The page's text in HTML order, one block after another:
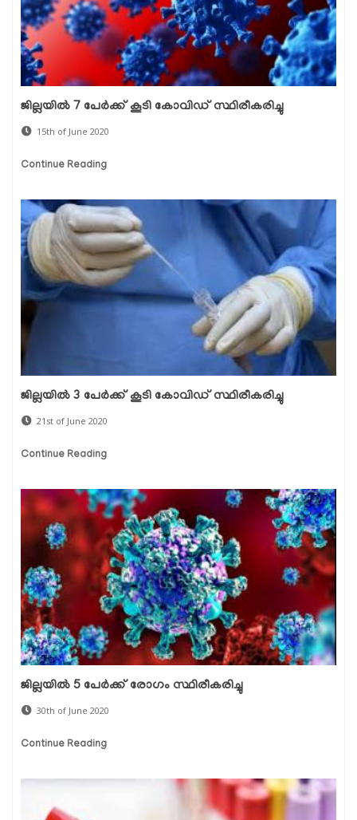
ജില്ലയില്‍ 7 പേര്‍ക്ക് കൂടി കോവിഡ് സ്ഥിരീകരിച്ചു
15th of June 2020
Continue Reading
ജില്ലയില്‍ 3 പേര്‍ക്ക് കൂടി കോവിഡ് സ്ഥിരീകരിച്ചു
21st of June 2020
Continue Reading
ജില്ലയില്‍ 5 പേര്‍ക്ക് രോഗം സ്ഥിരീകരിച്ചു
30th of June 2020
Continue Reading